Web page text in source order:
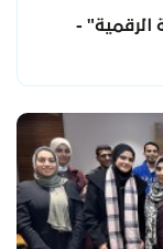
الرقمية" -